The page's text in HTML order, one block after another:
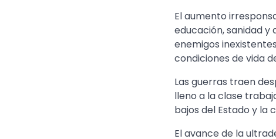
El aumento
educación, sanidad
enemigos
condiciones de vida
Las guerras traen
lleno a la clase
bajos del Estado y la
El avance de la